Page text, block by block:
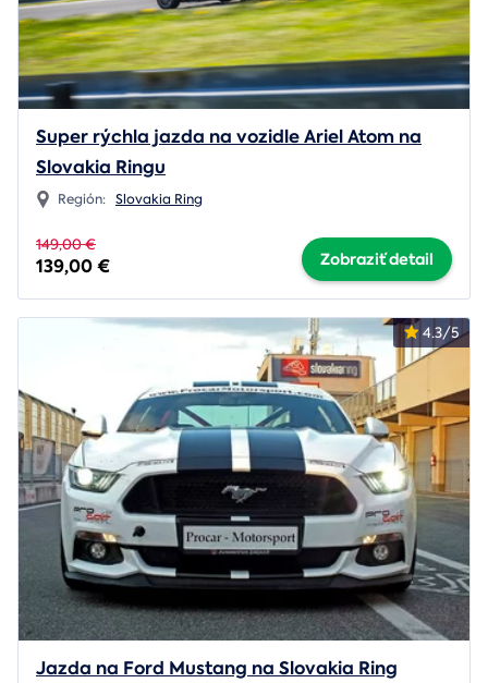
Super rýchla jazda na vozidle Ariel Atom na
Slovakia Ringu
Región: Slovakia Ring
149,00 €
139,00 € Zobraziť detail
4.3/5
Jazda na Ford Mustang na Slovakia Ring